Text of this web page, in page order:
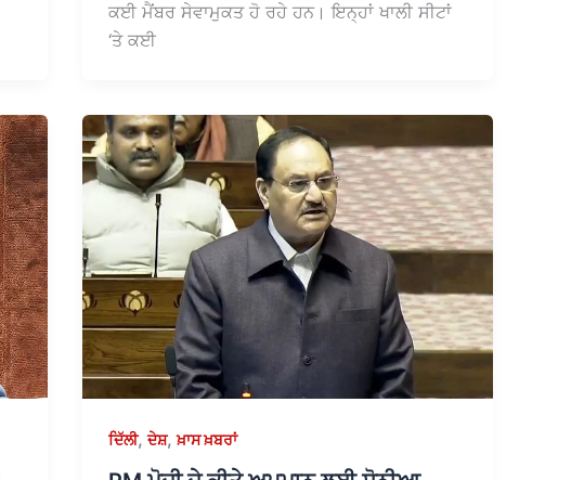
ਕਈ ਮੈਂਬਰ ਸੇਵਾਮੁਕਤ ਹੋ ਰਹੇ ਹਨ। ਇਨ੍ਹਾਂ ਖਾਲੀ ਸੀਟਾਂ
‘ਤੇ ਕਈ
ਦਿੱਲੀ,ਦੇਸ਼,ਖ਼ਾਸ ਖ਼ਬਰਾਂ